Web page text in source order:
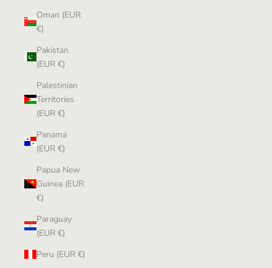
Oman (EUR
€)
Pakistan
(EUR €)
Palestinian
Territories
(EUR €)
Panama
(EUR €)
Papua New
Guinea (EUR
€)
Paraguay
(EUR €)
Peru (EUR €)